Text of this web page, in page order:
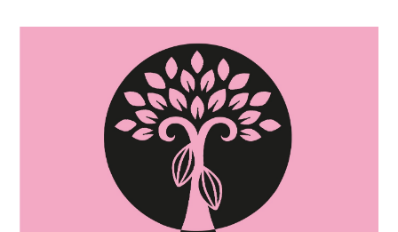
Identity